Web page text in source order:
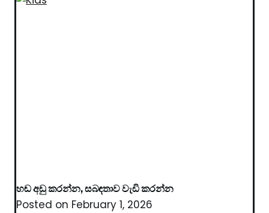
හඬ අඩු කරන්න, සබඳතාව වැඩි කරන්න
Posted on February 1, 2026